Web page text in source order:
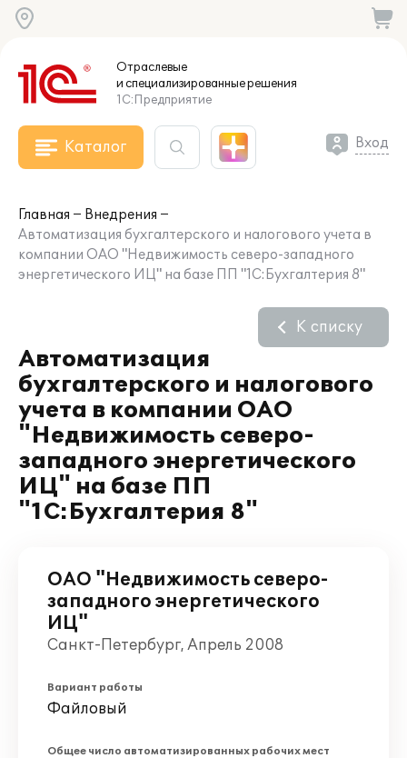
Отраслевые
и специализированныерешения
1С:Предприятие
Каталог Вход
Главная
Внедрения
Автоматизация бухгалтерского и налогового учета в
компании ОАО "Недвижимость северо-западного
энергетического ИЦ" на базе ПП "1С:Бухгалтерия 8"
Автоматизация
бухгалтерского и налогового
учета в компании ОАО
"Недвижимость северо-
западного энергетического
ИЦ" на базе ПП
"1С:Бухгалтерия 8"
К списку
ОАО "Недвижимость северо-
западного энергетического
ИЦ"
Санкт-Петербург, Апрель 2008
Вариант работы
Файловый
Общее число автоматизированных рабочих мест